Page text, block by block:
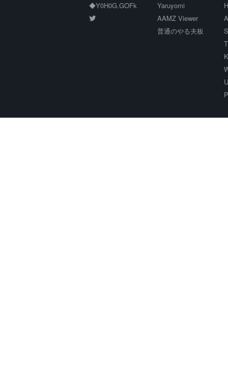
◆Y0H0G.GOFk
Yaruyomi
AAMZ Viewer
普通のやる夫板